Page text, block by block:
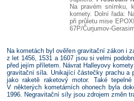
Na pravém snímku,
komety. Dolní řada:
při průletu mise
67P/Čurjumov-
Na kometách byl ověřen gravitační zákon i
z let 1456, 1531 a 1607 jsou si velmi
před jejím příletem. Návrat Halleyovy
gravitační síla. Unikající částečky prachu a
jako raketě raketový motor. Také
V některých kometárních ohonech byla
1996. Negravitační síly jsou zdrojem změn